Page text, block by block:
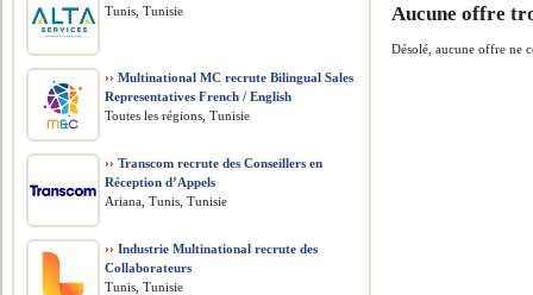
Aucune offre
Désolé, aucune offre ne
Tunis, Tunisie
›› Multinational MC recrute Bilingual Sales
Representatives French / English
Toutes les régions, Tunisie
›› Transcom recrute des Conseillers en
Réception d’Appels
Ariana, Tunis, Tunisie
›› Industrie Multinational recrute des
Collaborateurs
Tunis, Tunisie